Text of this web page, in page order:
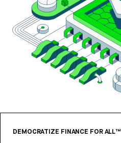
DEMOCRATIZE FINANCE FOR ALL™